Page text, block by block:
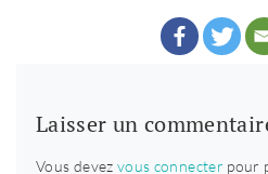
Laisser un
Vous devez vous connecter pour